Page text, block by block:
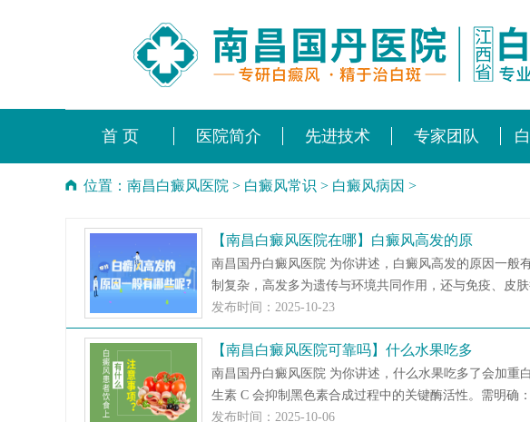
首 页 医院简介 先进技术 专家团队
位置： 南昌白癜风医院 > 白癜风常识 > 白癜风病因 >
【南昌白癜风医院在哪】白癜风高发的原
南昌国丹白癜风医院 为你讲述，白癜风高发的原因一般
制复杂，高发多为遗传与环境共同作用，还与免疫、皮
发布时间：2025-10-23
【南昌白癜风医院可靠吗】什么水果吃多
南昌国丹白癜风医院 为你讲述，什么水果吃多了会加重
生素 C 会抑制黑色素合成过程中的关键酶活性。需明确
发布时间：2025-10-06